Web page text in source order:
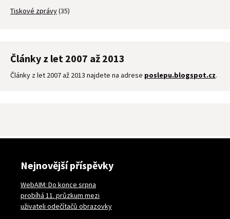
Tiskové zprávy(35)
Články z let 2007 až 2013
Články z let 2007 až 2013 najdete na adrese poslepu.blogspot.cz.
Nejnovější příspěvky
WebAIM: Do konce srpna
probíhá 11. průzkum mezi
uživateli odečítačů obrazovky